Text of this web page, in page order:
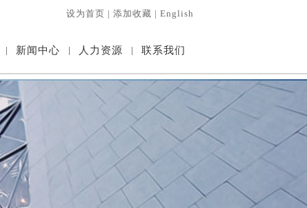
设为首页 | 添加收藏 | English
| 新闻中心 | 人力资源 | 联系我们